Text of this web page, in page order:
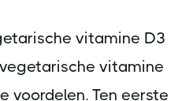
vitamine D3
vitamine
voordelen. Ten eerste